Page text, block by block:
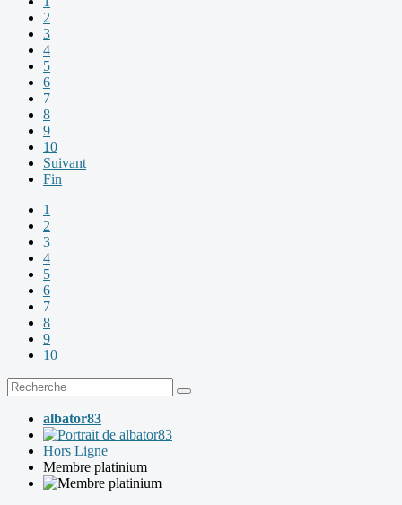
2
3
4
5
6
7
8
9
10
Suivant
Fin
1
2
3
4
5
6
7
8
9
10
albator83
Hors Ligne
Membre platinium